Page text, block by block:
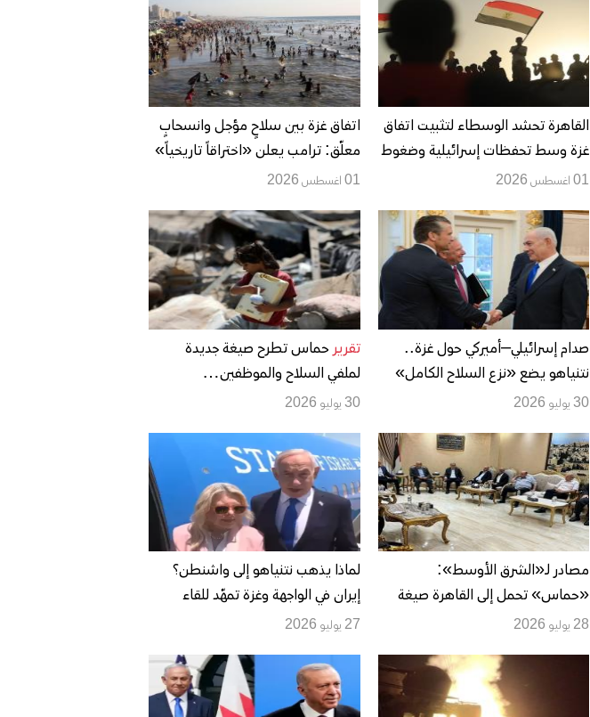
القاهرة تحشد الوسطاء لتثبيت اتفاق
غزة وسط تحفظات إسرائيلية وضغوط
فلسطينية لوقف الخروقات
01 اغسطس 2026
اتفاق غزة بين سلاحٍ مؤجل وانسحابٍ
معلّق: ترامب يعلن «اختراقاً تاريخياً»
ونتنياهو يختبر حدود الضغط الأميركي
01 اغسطس 2026
صدام إسرائيلي–أميركي حول غزة..
نتنياهو يضع «نزع السلاح الكامل»
شرطًا للانسحاب وواشنطن تؤكد بحث
30 يوليو 2026
تقرير حماس تطرح صيغة جديدة
لملفي السلاح والموظفين…
والوسطاء يدفعون نحو «صفقة
30 يوليو 2026
مصادر لـ«الشرق الأوسط»:
«حماس» تحمل إلى القاهرة صيغة
جديدة بشأن بنيتها العسكرية
28 يوليو 2026
لماذا يذهب نتنياهو إلى واشنطن؟
إيران في الواجهة وغزة تمهّد للقاء
وخلافات حول لبنان وتركيا
27 يوليو 2026